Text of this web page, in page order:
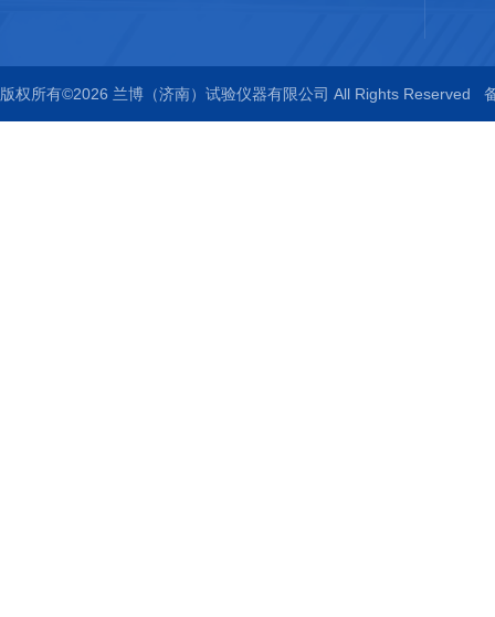
版权所有©2026 兰博（济南）试验仪器有限公司 All Rights Reserved